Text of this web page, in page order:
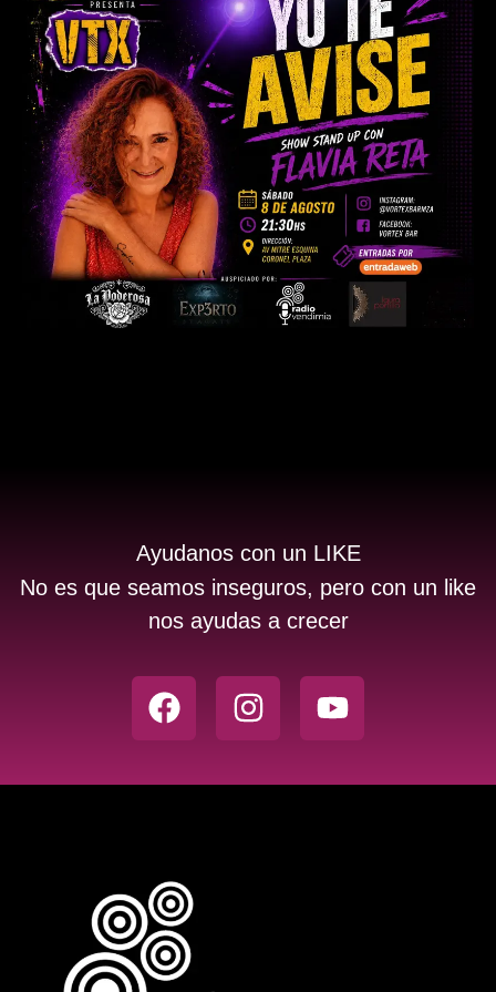
Ayudanos con un LIKE
No es que seamos inseguros, pero con un like
nos ayudas a crecer